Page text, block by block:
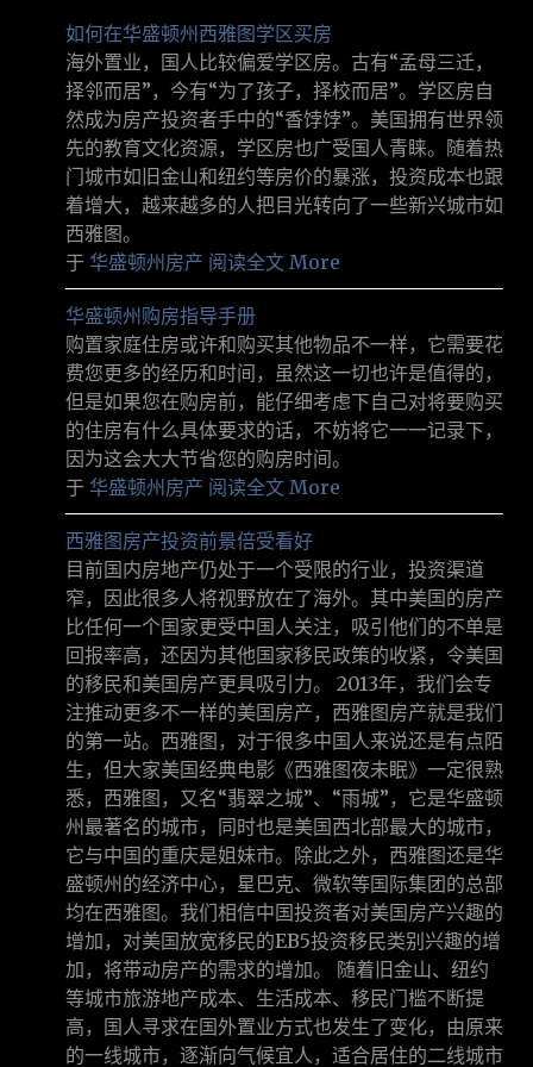
如何在华盛顿州西雅图学区买房
海外置业，国人比较偏爱学区房。古有“孟母三迁，
择邻而居”，今有“为了孩子，择校而居”。学区房自
然成为房产投资者手中的“香饽饽”。美国拥有世界领
先的教育文化资源，学区房也广受国人青睐。随着热
门城市如旧金山和纽约等房价的暴涨，投资成本也跟
着增大，越来越多的人把目光转向了一些新兴城市如
西雅图。
于 华盛顿州房产 阅读全文 More
华盛顿州购房指导手册
购置家庭住房或许和购买其他物品不一样，它需要花
费您更多的经历和时间，虽然这一切也许是值得的，
但是如果您在购房前，能仔细考虑下自己对将要购买
的住房有什么具体要求的话，不妨将它一一记录下，
因为这会大大节省您的购房时间。
于 华盛顿州房产 阅读全文 More
西雅图房产投资前景倍受看好
目前国内房地产仍处于一个受限的行业，投资渠道
窄，因此很多人将视野放在了海外。其中美国的房产
比任何一个国家更受中国人关注，吸引他们的不单是
回报率高，还因为其他国家移民政策的收紧，令美国
的移民和美国房产更具吸引力。 2013年，我们会专
注推动更多不一样的美国房产，西雅图房产就是我们
的第一站。西雅图，对于很多中国人来说还是有点陌
生，但大家美国经典电影《西雅图夜未眠》一定很熟
悉，西雅图，又名“翡翠之城”、“雨城”，它是华盛顿
州最著名的城市，同时也是美国西北部最大的城市，
它与中国的重庆是姐妹市。除此之外，西雅图还是华
盛顿州的经济中心，星巴克、微软等国际集团的总部
均在西雅图。我们相信中国投资者对美国房产兴趣的
增加，对美国放宽移民的EB5投资移民类别兴趣的增
加，将带动房产的需求的增加。 随着旧金山、纽约
等城市旅游地产成本、生活成本、移民门槛不断提
高，国人寻求在国外置业方式也发生了变化，由原来
的一线城市，逐渐向气候宜人，适合居住的二线城市